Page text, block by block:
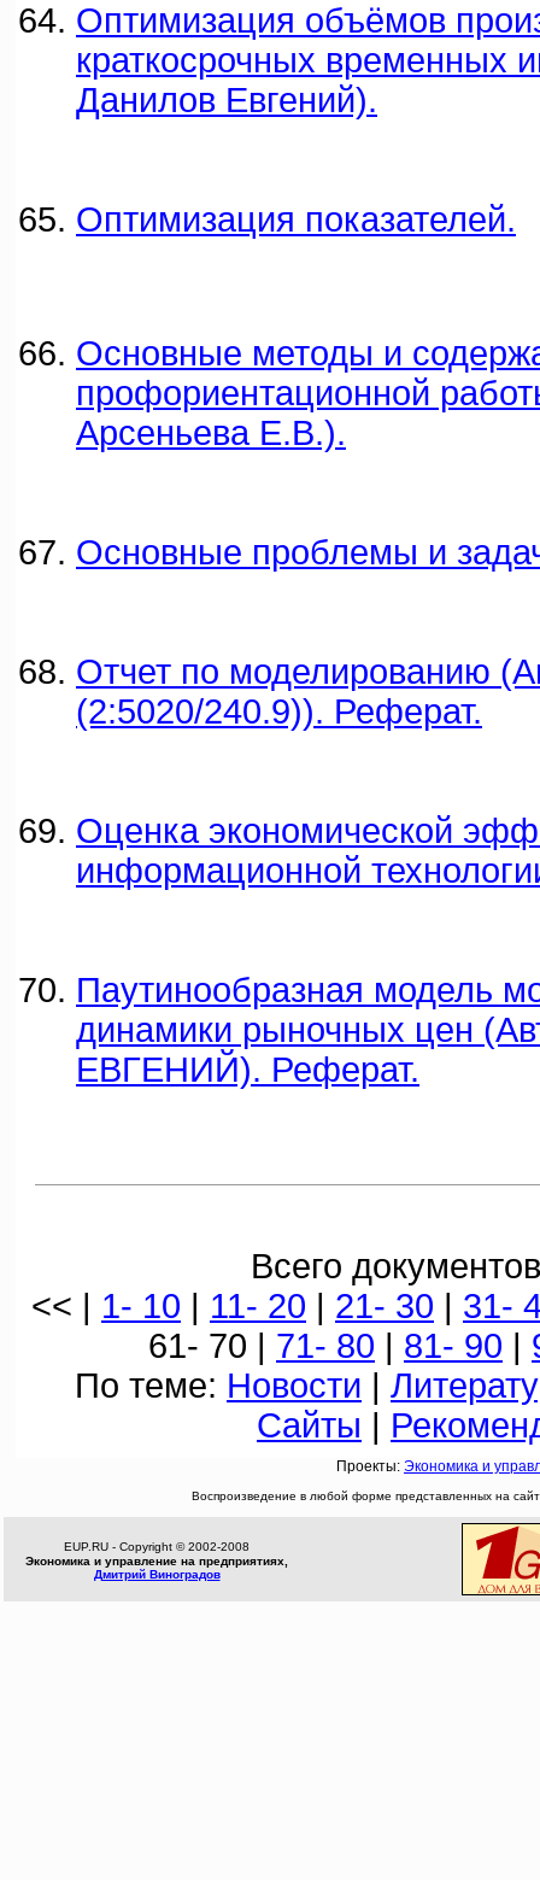
Оптимизация объёмов
краткосрочных временных
Данилов Евгений).
Оптимизация показателей.
Основные методы и
профориентационной
Арсеньева Е.В.).
Основные проблемы и
Отчет по моделированию
(2:5020/240.9)). Реферат.
Оценка экономической
информационной
Паутинообразная модель
динамики рыночных цен
ЕВГЕНИЙ). Реферат.
Всего
<< | 1- 10 | 11- 20 | 21- 30 | 31-
61- 70 | 71- 80 | 81- 90 |
По теме: Новости |
Сайты |
Проекты: Экономика и
Воспроизведение в любой форме представленных на
EUP.RU - Copyright © 2002-2008
Экономика и управление на предприятиях,
Дмитрий Виноградов